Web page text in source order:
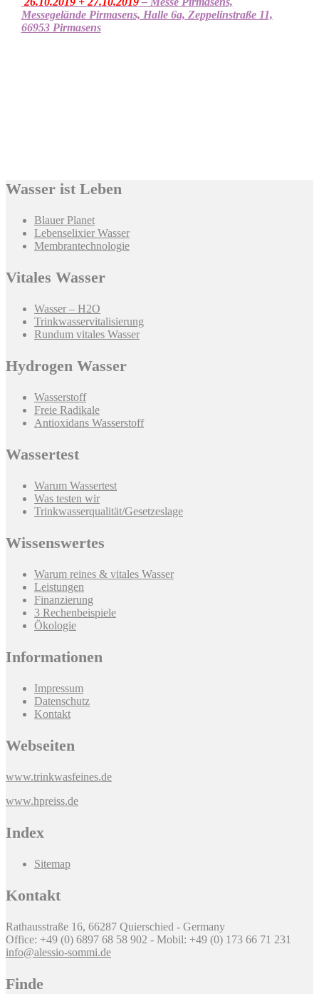
Messegelände Pirmasens, Halle 6a, Zeppelinstraße 11,
66953 Pirmasens
Wasser ist Leben
Blauer Planet
Lebenselixier Wasser
Membrantechnologie
Vitales Wasser
Wasser – H2O
Trinkwasservitalisierung
Rundum vitales Wasser
Hydrogen Wasser
Wasserstoff
Freie Radikale
Antioxidans Wasserstoff
Wassertest
Warum Wassertest
Was testen wir
Trinkwasserqualität/Gesetzeslage
Wissenswertes
Warum reines & vitales Wasser
Leistungen
Finanzierung
3 Rechenbeispiele
Ökologie
Informationen
Impressum
Datenschutz
Kontakt
Webseiten
www.trinkwasfeines.de
www.hpreiss.de
Index
Sitemap
Kontakt
Rathausstraße 16, 66287 Quierschied - Germany
Office: +49 (0) 6897 68 58 902 - Mobil: +49 (0) 173 66 71 231
info@alessio-sommi.de
Finde